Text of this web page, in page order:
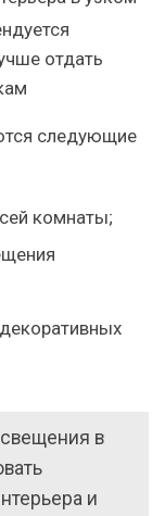
отдать
следующие
комнаты;
в
и